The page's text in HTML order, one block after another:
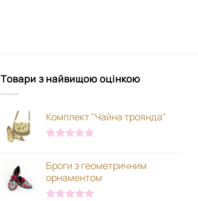
Товари з найвищою оцінкою
Комплект "Чайна троянда"
Броги з геометричним
орнаментом